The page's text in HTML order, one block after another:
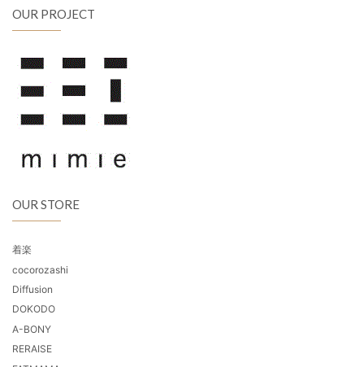
OUR PROJECT
OUR STORE
着楽
cocorozashi
Diffusion
DOKODO
A-BONY
RERAISE